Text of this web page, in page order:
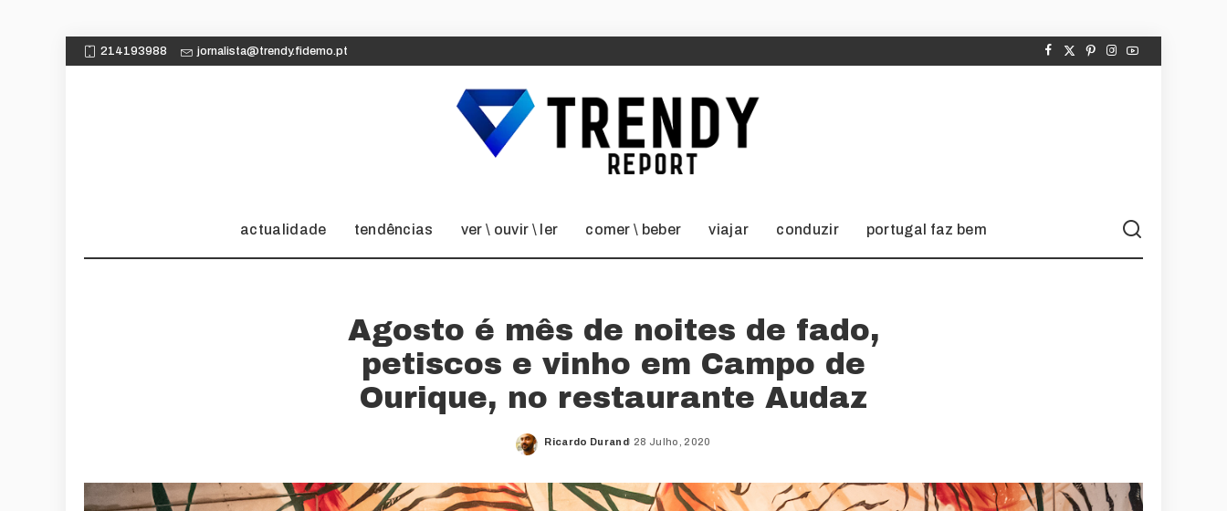
214193988 jornalista@trendy.fidemo.pt
actualidade tendências ver \ ouvir \ ler comer \ beber viajar conduzir portugal faz bem
Agosto é mês de noites de fado,
petiscos e vinho em Campo de
Ourique, no restaurante Audaz
Posted
Ricardo Durand 28 Julho, 2020